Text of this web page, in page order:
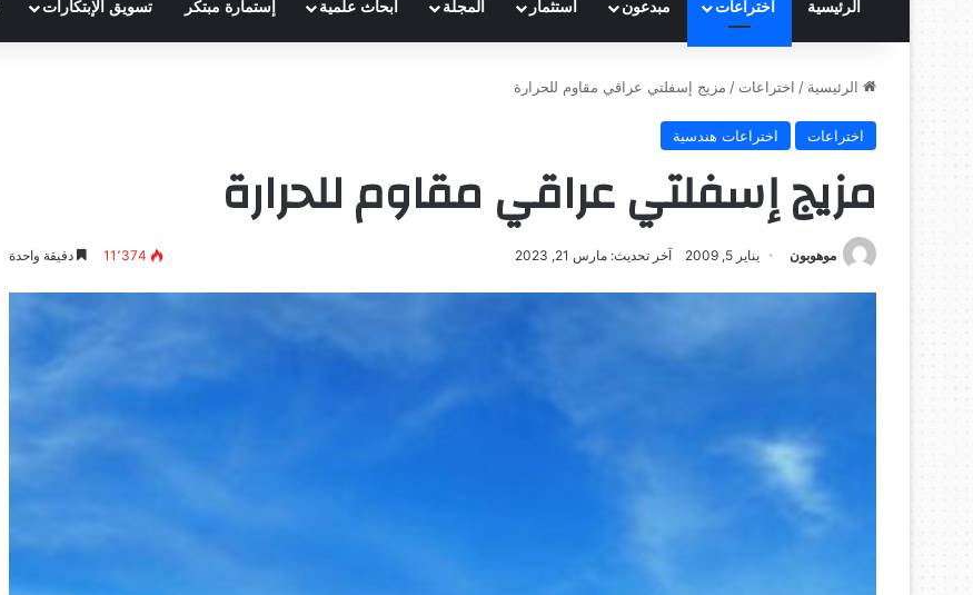
الرئيسية اختراعات مبدعون استثمار المجلة ابحاث علمية إستمارة مبتكر تسويق الإبتكارات
الرئيسية / اختراعات / مزيج إسفلتي عراقي مقاوم للحرارة
اختراعات اختراعات هندسية
مزيج إسفلتي عراقي مقاوم للحرارة
موهوبون يناير 5, 2009 آخر تحديث: مارس 21, 2023 11٬374 دقيقة واحدة